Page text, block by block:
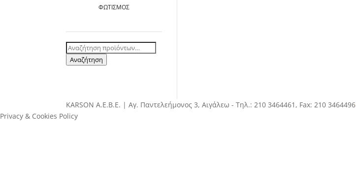
ΦΩΤΙΣΜΌΣ
Αναζήτηση
για:
Αναζήτηση
ΚΑRSOΝ Α.E.B.E. | Αγ. Παντελεήμονος 3, Αιγάλεω - Τηλ.: 210 3464461, Fax: 210 3464496
Privacy & Cookies Policy